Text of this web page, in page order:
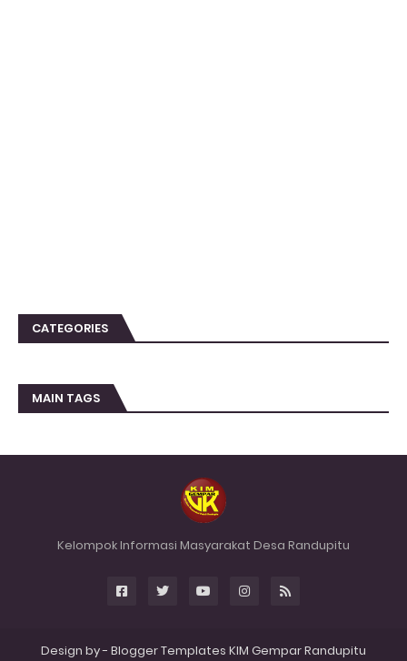
CATEGORIES
MAIN TAGS
Kelompok Informasi Masyarakat Desa Randupitu
Design by - Blogger Templates KIM GemparRandupitu